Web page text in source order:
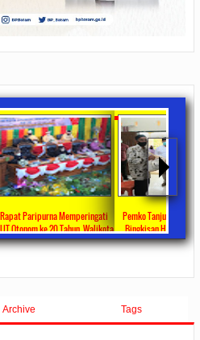
Rapat Paripurna Memperingati
Otonom ke 20 Tahun, Walikota
Rahma Paparkan Capaian
Pemko Tanjung
Bingkisan Hari Raya
Untuk Masyarakat
Archive Tags